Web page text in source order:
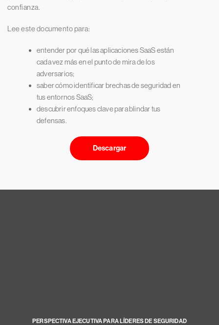
confianza.
Lee este documento para:
entender por qué las aplicaciones SaaS están
cada vez más en el punto de mira de los
adversarios;
saber cómo identificar brechas de seguridad en
tus entornos SaaS;
descubrir enfoques clave para blindar tus
defensas.
Descargar
PERSPECTIVA EJECUTIVA PARA LÍDERES DE SEGURIDAD